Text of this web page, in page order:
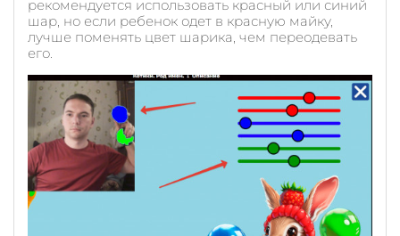
рекомендуется использовать красный или синий
шар, но если ребенок одет в красную майку,
лучше поменять цвет шарика, чем переодевать
его.